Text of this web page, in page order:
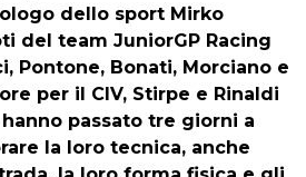
dello sport Mirko
del team JuniorGP Racing
Pontone, Bonati, Morciano e
per il CIV, Stirpe e Rinaldi
passato tre giorni a
la loro tecnica, anche